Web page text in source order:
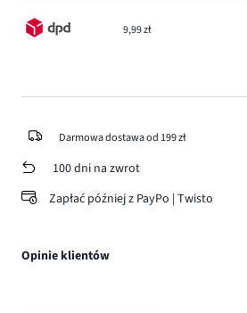
9,99 zł
Darmowa dostawa od 199 zł
100 dni na zwrot
Zapłać później z PayPo | Twisto
Opinie klientów